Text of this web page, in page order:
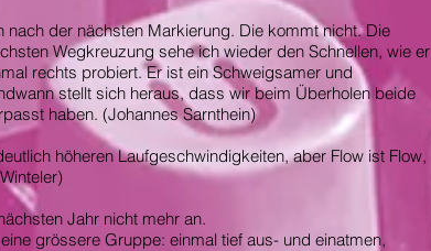
nach der nächsten Markierung. Die kommt nicht. Die
Wegkreuzung sehe ich wieder den Schnellen, wie er
rechts probiert. Er ist ein Schweigsamer und
stellt sich heraus, dass wir beim Überholen beide
haben. (Johannes Sarnthein)
höheren Laufgeschwindigkeiten, aber Flow ist Flow,
Jahr nicht mehr an.
grössere Gruppe: einmal tief aus- und einatmen,